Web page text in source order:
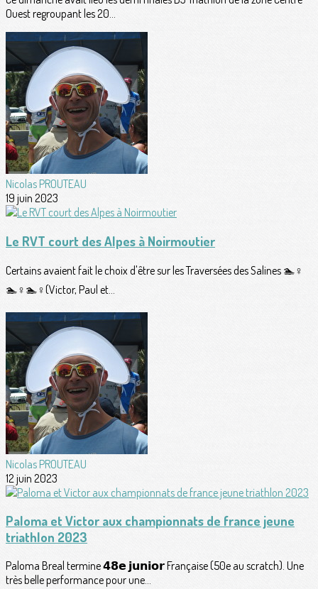
Ouest regroupant les 20...
Nicolas PROUTEAU
19 juin 2023
Le RVT court des Alpes à Noirmoutier
Certains avaient fait le choix d'être sur les Traversées des Salines 🏊♀️
🏊♀️🏊♀️(Victor, Paul et...
Nicolas PROUTEAU
12 juin 2023
Paloma et Victor aux championnats de france jeune
triathlon 2023
Paloma Breal termine 𝟰𝟴𝗲 𝗷𝘂𝗻𝗶𝗼𝗿 Française (50e au scratch). Une
très belle performance pour une...